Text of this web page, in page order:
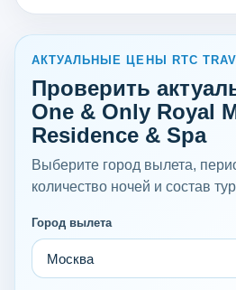
АКТУАЛЬНЫЕ ЦЕНЫ RTC
Проверить
One & Only Royal
Residence & Spa
Выберите город вылета,
количество ночей и состав
Город вылета